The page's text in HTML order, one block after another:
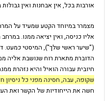
אורבות בכל, אין אבחנות ואין גבולות
מצמרר במיוחד הקטע שמעיד על
אליו כניסה, ואין יציאה ממנו.
("שיער ראשי שלך"), המיסטי כמעט.
הדוברת מתארת רוח שנושבת אליה
חיובית עבורה הואיל והיא נזהרת
שקופה, עבה, חסינה מפני כל ניסיון
חשה את הייחודיות של הקשר ואת